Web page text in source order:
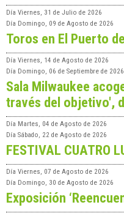
Día Viernes, 31 de Julio de 2026
Día Domingo, 09 de Agosto de 2026
Toros en El Puerto
Día Viernes, 14 de Agosto de 2026
Día Domingo, 06 de Septiembre de 2026
Sala Milwaukee
través del objetivo',
Día Martes, 04 de Agosto de 2026
Día Sábado, 22 de Agosto de 2026
FESTIVAL CUATRO
Día Viernes, 07 de Agosto de 2026
Día Domingo, 30 de Agosto de 2026
Exposición